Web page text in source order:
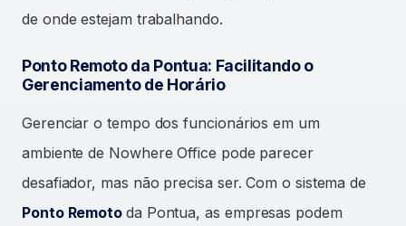
de onde estejam trabalhando.
Ponto Remoto da Pontua: Facilitando o
Gerenciamento de Horário
Gerenciar o tempo dos funcionários em um
ambiente de Nowhere Office pode parecer
desafiador, mas não precisa ser. Com o sistema de
Ponto Remoto da Pontua, as empresas podem